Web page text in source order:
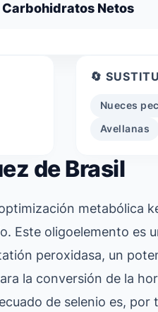
Carbohidratos Netos
🔄
Nueces
Avellanas
de Brasil
metabólica
Este oligoelemento es
peroxidasa, un
la conversión de la
de selenio es,